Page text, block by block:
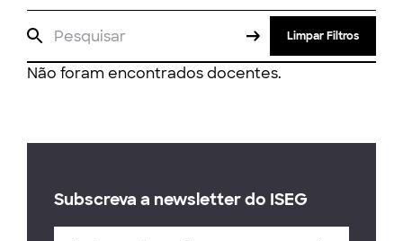
Limpar Filtros
Não foram encontrados docentes.
Subscreva a newsletter do ISEG